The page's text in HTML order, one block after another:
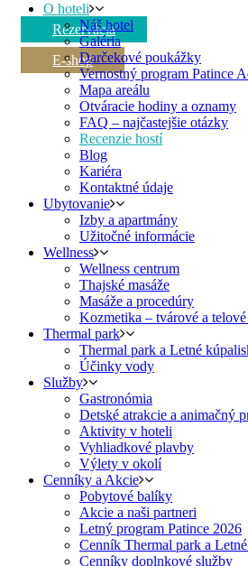
Rezervácia
E-shop
O hoteli
Náš hotel
Galéria
Darčekové poukážky
Vernostný program Patince
Mapa areálu
Otváracie hodiny a oznamy
FAQ – najčastejšie otázky
Recenzie hostí
Blog
Kariéra
Kontaktné údaje
Ubytovanie
Izby a apartmány
Užitočné informácie
Wellness
Wellness centrum
Thajské masáže
Masáže a procedúry
Kozmetika – tvárové a telové
Thermal park
Thermal park a Letné
Účinky vody
Služby
Gastronómia
Detské atrakcie a animačný
Aktivity v hoteli
Vyhliadkové plavby
Výlety v okolí
Cenníky a Akcie
Pobytové balíky
Akcie a naši partneri
Letný program Patince 2026
Cenník Thermal park a
Cenníky doplnkové služby